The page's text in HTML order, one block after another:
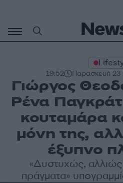
περιεχόμενο
19:52 Παρασκευή 23
Γιώργος
Ρένα
κουταμάρα
μόνη της,
έξυπνο
«Δυστυχώς,
πράγματα»